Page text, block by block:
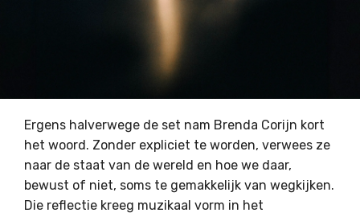
Ergens halverwege de set nam Brenda Corijn kort
het woord. Zonder expliciet te worden, verwees ze
naar de staat van de wereld en hoe we daar,
bewust of niet, soms te gemakkelijk van wegkijken.
Die reflectie kreeg muzikaal vorm in het